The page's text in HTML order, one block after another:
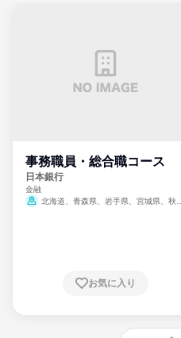
事務職員・総合職コース
日本銀行
金融
北海道、青森県、岩手県、宮城県、秋田
崎県、熊本県、大分県、宮崎県、鹿児島県、
お気に入り